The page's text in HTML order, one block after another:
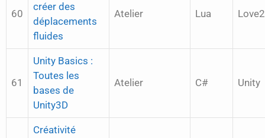
60
créer des
déplacements
fluides
Atelier Lua
61
Unity Basics :
Toutes les
bases de
Unity3D
Atelier C# Unity
Créativité